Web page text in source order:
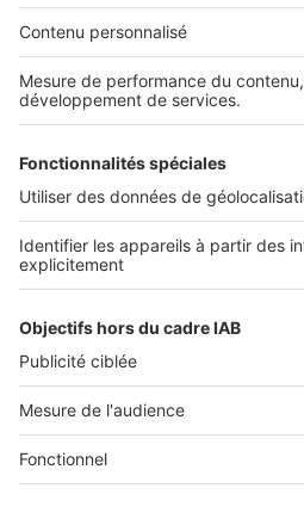
Nos solutions pro
Actualités pro
Nous contacter
Connexion à My SeLoger Pro
Espace Presse